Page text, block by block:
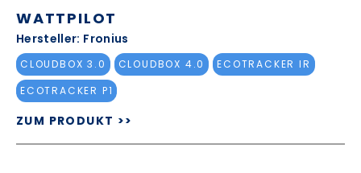
WATTPILOT
Hersteller: Fronius
CLOUDBOX 3.0 CLOUDBOX 4.0
ECOTRACKER IR
ECOTRACKER P1
ZUM PRODUKT >>